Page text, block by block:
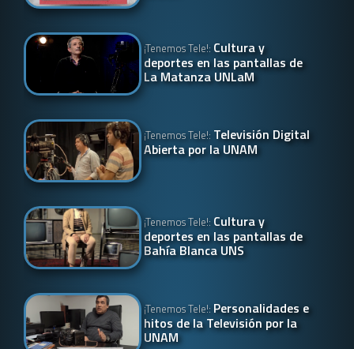
¡Tenemos Tele!: Cultura y
deportes en las pantallas de
La Matanza UNLaM
¡Tenemos Tele!: Televisión Digital
Abierta por la UNAM
¡Tenemos Tele!: Cultura y
deportes en las pantallas de
Bahía Blanca UNS
¡Tenemos Tele!: Personalidades e
hitos de la Televisión por la
UNAM